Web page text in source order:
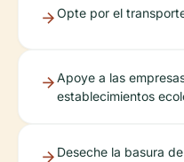
Opte por el
Apoye a las
establecimientos
Deseche la basura